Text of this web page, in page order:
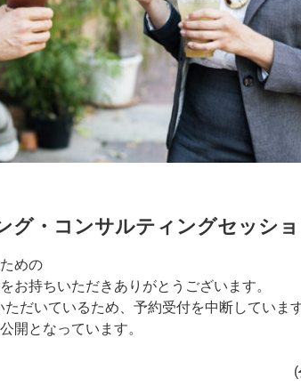
グ・コンサルティングセッシ
めの
お持ちいただきありがとうございます。
だいているため、予約受付を中断していま
開となっています。
(